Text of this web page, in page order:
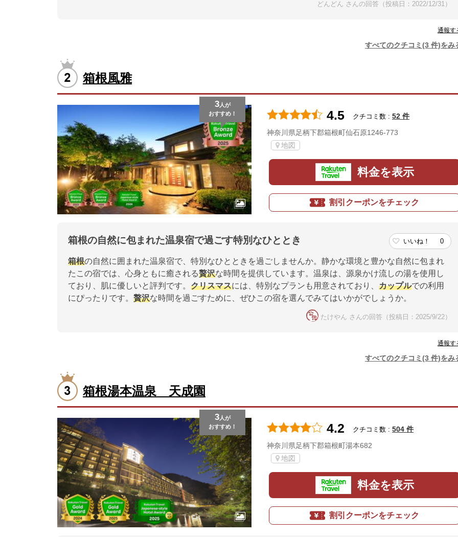
どんどん さんの回答（投稿日：2022/12/31）
通報す
すべてのクチコミ(3 件)をみ
箱根風雅
3人が
おすすめ！
4.5 クチコミ数 : 52 件
神奈川県足柄下郡箱根町仙石原1246-773
地図
料金を表示
割引クーポンをチェック
箱根の自然に包まれた温泉宿で過ごす特別なひととき いいね！ 0
箱根の自然に囲まれた温泉宿で、特別なひとときを過ごしませんか。静かな環境と豊かな自然に包まれ
たこの宿では、心身ともに癒される贅沢な時間を提供しています。温泉は、源泉かけ流しの湯を使用し
ており、肌に優しいと評判です。 クリスマスには、特別なプランも用意されており、 カップルでの利用
にぴったりです。 贅沢な時間を過ごすために、ぜひこの宿を選んでみてはいかがでしょうか。
たけやん さんの回答（投稿日：2025/9/22）
通報す
すべてのクチコミ(3 件)をみ
箱根湯本温泉 天成園
3人が
おすすめ！
4.2 クチコミ数 : 504 件
神奈川県足柄下郡箱根町湯本682
地図
料金を表示
割引クーポンをチェック